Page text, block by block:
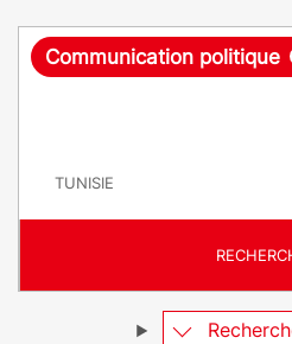
R
ê
e
Communication politique